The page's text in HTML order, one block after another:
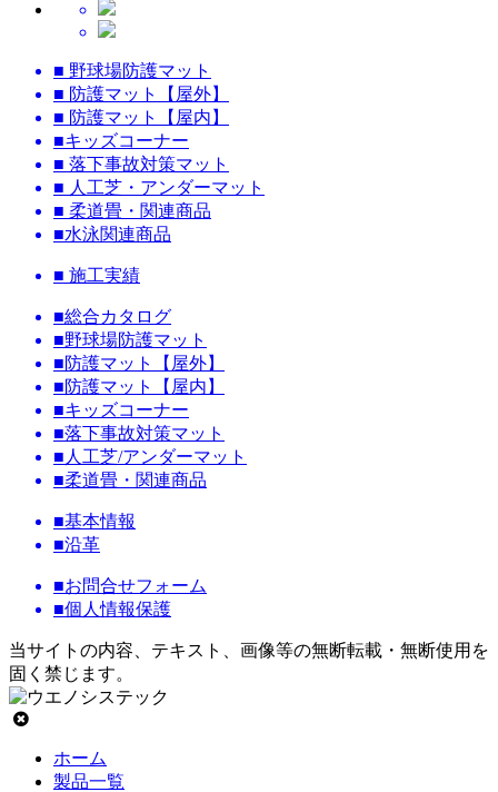
■ 野球場防護マット
■ 防護マット【屋外】
■ 防護マット【屋内】
■キッズコーナー
■ 落下事故対策マット
■ 人工芝・アンダーマット
■ 柔道畳・関連商品
■水泳関連商品
■ 施工実績
■総合カタログ
■野球場防護マット
■防護マット【屋外】
■防護マット【屋内】
■キッズコーナー
■落下事故対策マット
■人工芝/アンダーマット
■柔道畳・関連商品
■基本情報
■沿革
■お問合せフォーム
■個人情報保護
当サイトの内容、テキスト、画像等の無断転載・無断使用を
固く禁じます。
ホーム
製品一覧